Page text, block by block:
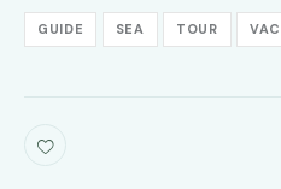
GUIDE SEA TOUR